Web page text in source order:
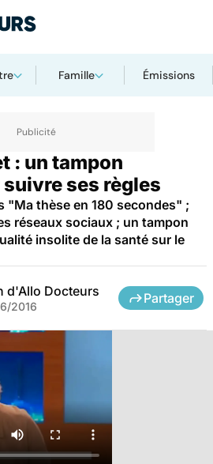
Famille Émissions
: un tampon
ses règles
"Ma thèse en 180 secondes" ;
réseaux sociaux ; un tampon
insolite de la santé sur le
d'Allo Docteurs
2016
Partager